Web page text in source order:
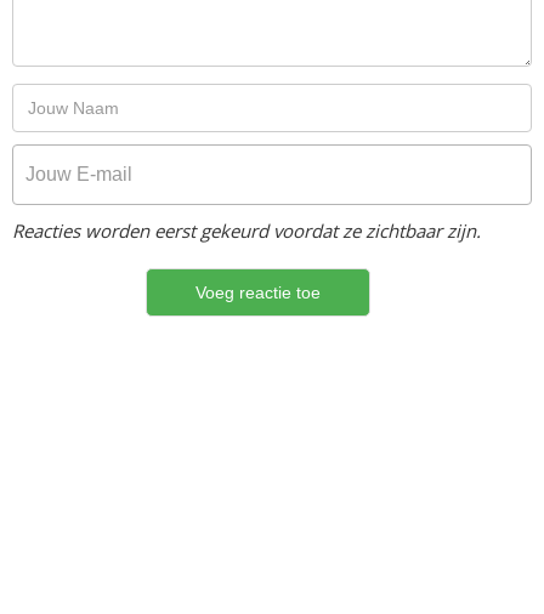
Reacties worden eerst gekeurd voordat ze zichtbaar zijn.